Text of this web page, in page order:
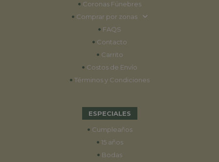
• Coronas Fúnebres
• Comprar por zonas
• FAQS
• Contacto
• Carrito
• Costos de Envío
• Términos y Condiciones
ESPECIALES
• Cumpleaños
• 15 años
• Bodas